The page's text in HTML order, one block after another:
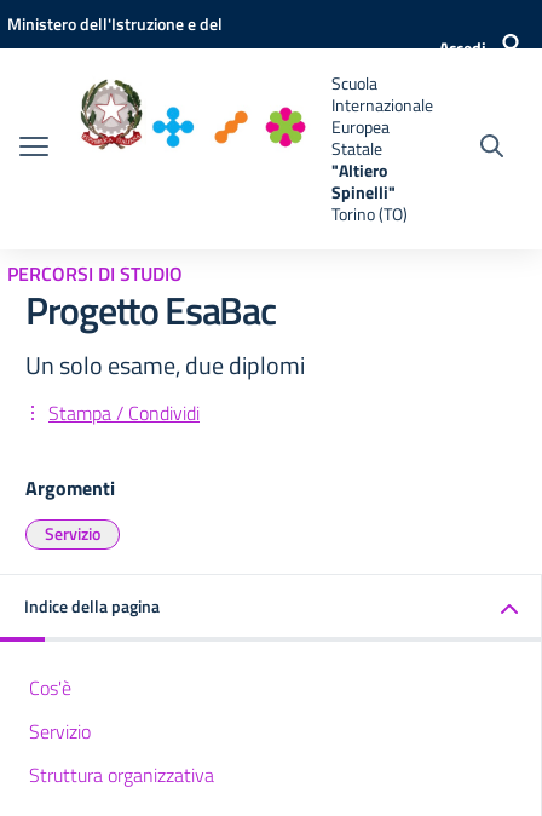
Vai ai contenuti
Vai al menu di navigazione
Vai al footer
Ministero dell'Istruzione e del
Accedi
Scuola
Internazionale
Europea
Statale
"Altiero
Spinelli"
Torino (TO)
PERCORSI DI STUDIO
Progetto EsaBac
Un solo esame, due diplomi
Stampa / Condividi
Argomenti
Servizio
Indice della pagina
Cos'è
Servizio
Struttura organizzativa